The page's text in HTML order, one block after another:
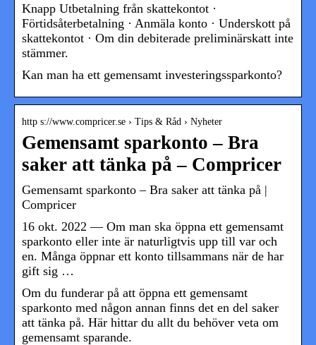
Knapp Utbetalning från skattekontot ·
Förtidsåterbetalning · Anmäla konto · Underskott på
skattekontot · Om din debiterade preliminärskatt inte
stämmer.
Kan man ha ett gemensamt investeringssparkonto?
http s://www.compricer.se › Tips & Råd › Nyheter
Gemensamt sparkonto – Bra
saker att tänka på – Compricer
Gemensamt sparkonto – Bra saker att tänka på |
Compricer
16 okt. 2022 — Om man ska öppna ett gemensamt
sparkonto eller inte är naturligtvis upp till var och
en. Många öppnar ett konto tillsammans när de har
gift sig …
Om du funderar på att öppna ett gemensamt
sparkonto med någon annan finns det en del saker
att tänka på. Här hittar du allt du behöver veta om
gemensamt sparande.